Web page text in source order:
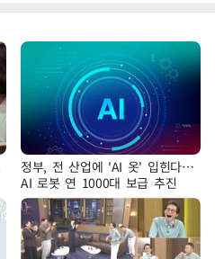
정부, 전 산업에 'AI 옷' 입힌다…
AI 로봇 연 1000대 보급 추진